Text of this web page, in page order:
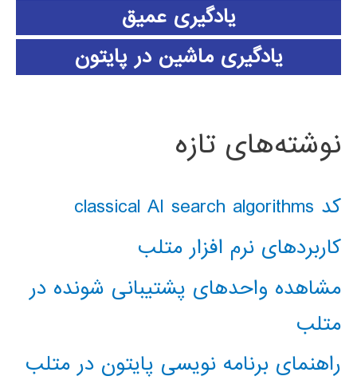
یادگیری عمیق
یادگیری ماشین در پایتون
نوشته‌های تازه
کد classical AI search algorithms
کاربردهای نرم افزار متلب
مشاهده واحدهای پشتیبانی شونده در
متلب
راهنمای برنامه نویسی پایتون در متلب